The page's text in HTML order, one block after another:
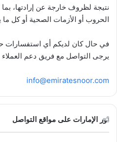
نتيجة لظروف خارجة عن إرادتها،
الحروب أو الأزمات الصحية أو كل ما
في حال كان لديكم أي استفسارات
يرجى التواصل مع فريق دعم العملاء
info@emiratesnoor.com
نور الإمارات على مواقع التواصل